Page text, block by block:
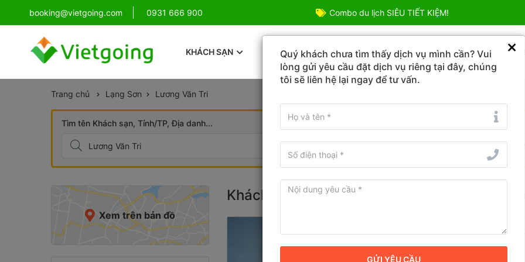
booking@vietgoing.com 0931 666 900
Combo Phú Quốc Giá Cực Sốc Combo du lịch SIÊU TIẾT KIỆM!
KHÁCH SẠN TOUR DU LỊCH COMBO ƯU ĐÃI VÉ DỊCH VỤ
Trang chủ Lạng Sơn Lương Văn Tri
Tìm tên Khách sạn, Tỉnh/TP, Địa danh...
Xem trên bản đồ
Khách sạn tốt nhất tại Lương Văn Tri, Lạng
Four Points By
Quý khách chưa tìm thấy dịch vụ mình cần? Vui
lòng gửi yêu cầu đặt dịch vụ riêng tại đây, chúng
tôi sẽ liên hệ lại ngay để tư vấn.